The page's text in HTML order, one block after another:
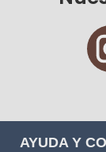
AYUDA Y